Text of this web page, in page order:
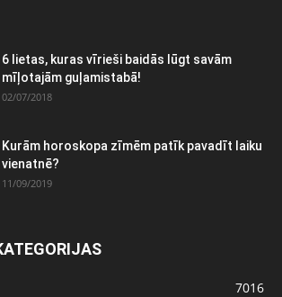
6 lietas, kuras vīrieši baidās lūgt savām
mīļotajām guļamistabā!
02/07/2018
Kurām horoskopa zīmēm patīk pavadīt laiku
vienatnē?
11/09/2019
7016